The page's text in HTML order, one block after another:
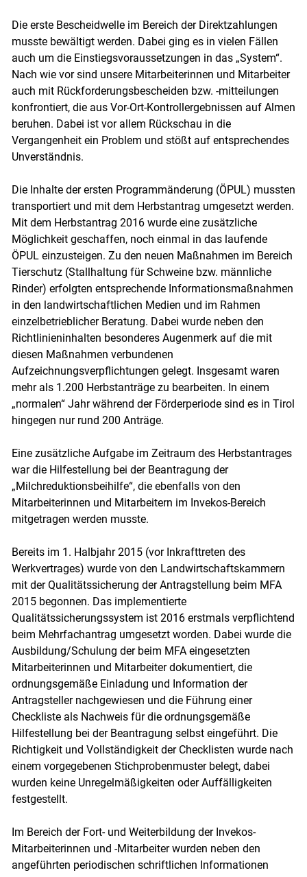
Die erste Bescheidwelle im Bereich der Direktzahlungen
musste bewältigt werden. Dabei ging es in vielen Fällen
auch um die Einstiegsvoraussetzungen in das „System“.
Nach wie vor sind unsere Mitarbeiterinnen und Mitarbeiter
auch mit Rückforderungsbescheiden bzw. -mitteilungen
konfrontiert, die aus Vor-Ort-Kontrollergebnissen auf Almen
beruhen. Dabei ist vor allem Rückschau in die
Vergangenheit ein Problem und stößt auf entsprechendes
Unverständnis.
Die Inhalte der ersten Programmänderung (ÖPUL) mussten
transportiert und mit dem Herbstantrag umgesetzt werden.
Mit dem Herbstantrag 2016 wurde eine zusätzliche
Möglichkeit geschaffen, noch einmal in das laufende
ÖPUL einzusteigen. Zu den neuen Maßnahmen im Bereich
Tierschutz (Stallhaltung für Schweine bzw. männliche
Rinder) erfolgten entsprechende Informationsmaßnahmen
in den landwirtschaftlichen Medien und im Rahmen
einzelbetrieblicher Beratung. Dabei wurde neben den
Richtlinieninhalten besonderes Augenmerk auf die mit
diesen Maßnahmen verbundenen
Aufzeichnungsverpflichtungen gelegt. Insgesamt waren
mehr als 1.200 Herbstanträge zu bearbeiten. In einem
„normalen“ Jahr während der Förderperiode sind es in Tirol
hingegen nur rund 200 Anträge.
Eine zusätzliche Aufgabe im Zeitraum des Herbstantrages
war die Hilfestellung bei der Beantragung der
„Milchreduktionsbeihilfe“, die ebenfalls von den
Mitarbeiterinnen und Mitarbeitern im Invekos-Bereich
mitgetragen werden musste.
Bereits im 1. Halbjahr 2015 (vor Inkrafttreten des
Werkvertrages) wurde von den Landwirtschaftskammern
mit der Qualitätssicherung der Antragstellung beim MFA
2015 begonnen. Das implementierte
Qualitätssicherungssystem ist 2016 erstmals verpflichtend
beim Mehrfachantrag umgesetzt worden. Dabei wurde die
Ausbildung/Schulung der beim MFA eingesetzten
Mitarbeiterinnen und Mitarbeiter dokumentiert, die
ordnungsgemäße Einladung und Information der
Antragsteller nachgewiesen und die Führung einer
Checkliste als Nachweis für die ordnungsgemäße
Hilfestellung bei der Beantragung selbst eingeführt. Die
Richtigkeit und Vollständigkeit der Checklisten wurde nach
einem vorgegebenen Stichprobenmuster belegt, dabei
wurden keine Unregelmäßigkeiten oder Auffälligkeiten
festgestellt.
Im Bereich der Fort- und Weiterbildung der Invekos-
Mitarbeiterinnen und -Mitarbeiter wurden neben den
angeführten periodischen schriftlichen Informationen